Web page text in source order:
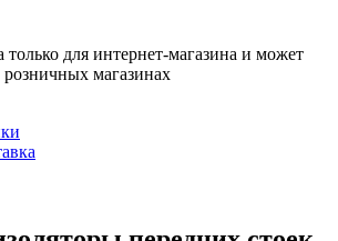
только для интернет-магазина и может
розничных магазинах